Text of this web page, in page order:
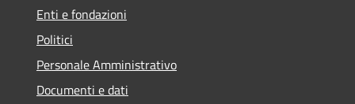
Enti e fondazioni
Politici
Personale Amministrativo
Documenti e dati